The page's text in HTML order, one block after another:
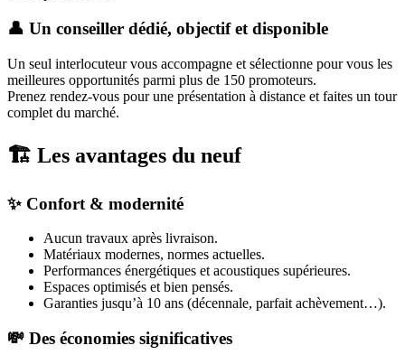
👤 Un conseiller dédié, objectif et disponible
Un seul interlocuteur vous accompagne et sélectionne pour vous les
meilleures opportunités parmi plus de 150 promoteurs.
Prenez rendez-vous pour une présentation à distance et faites un tour
complet du marché.
🏗️ Les avantages du neuf
✨ Confort & modernité
Aucun travaux après livraison.
Matériaux modernes, normes actuelles.
Performances énergétiques et acoustiques supérieures.
Espaces optimisés et bien pensés.
Garanties jusqu’à 10 ans (décennale, parfait achèvement…).
💸 Des économies significatives